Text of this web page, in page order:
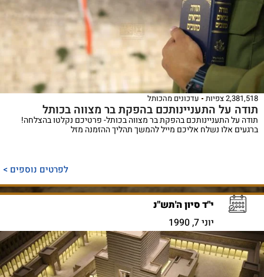
2,381,518 צפיות עדכונים מהכותל
תודה על התעניינותכם בהפקת בר מצווה בכותל
תודה על התעניינותכם בהפקת בר מצווה בכותל- פרטיכם נקלטו בהצלחה!
ברגעים אלו נשלח אליכם מייל להמשך תהליך ההזמנה מזל
לפרטים נוספים >
י"ד סיון ה'תש"נ
יוני 7, 1990